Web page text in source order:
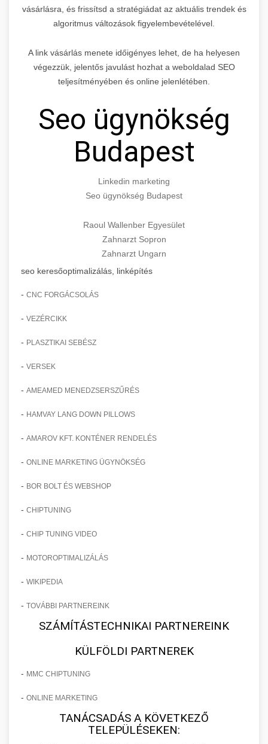
vásárlásra, és frissítsd a stratégiádat az aktuális trendek és
algoritmus változások figyelembevételével.
A link vásárlás menete időigényes lehet, de ha helyesen
végezzük, jelentős javulást hozhat a weboldalad SEO
teljesítményében és online jelenlétében.
Seo ügynökség
Budapest
Linkedin marketing
Seo ügynökség Budapest
Raoul Wallenber Egyesület
Zahnarzt Sopron
Zahnarzt Ungarn
seo keresőoptimalizálás, linképítés
- CNC FORGÁCSOLÁS
- VEZÉRCIKK
- PLASZTIKAI SEBÉSZ
- VERSEK
- AMEAMED MENEDZSERSZŰRÉS
- HAMVAY LANG DOWN PILLOWS
- AMAROV KFT. KONTÉNER RENDELÉS
- ONLINE MARKETING ÜGYNÖKSÉG
- BOR BOLT ÉS WEBSHOP
- CHIPTUNING
- CHIP TUNING VIDEO
- MOTOROPTIMALIZÁLÁS
- WIKIPEDIA
- TOVÁBBI PARTNEREINK
SZÁMÍTÁSTECHNIKAI PARTNEREINK
KÜLFÖLDI PARTNEREK
- MMC CHIPTUNING
- ONLINE MARKETING
TANÁCSADÁS A KÖVETKEZŐ
TELEPÜLÉSEKEN: